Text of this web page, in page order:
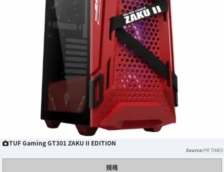
TUF Gaming GT301 ZAKU II EDITION
PR TIMES
規格